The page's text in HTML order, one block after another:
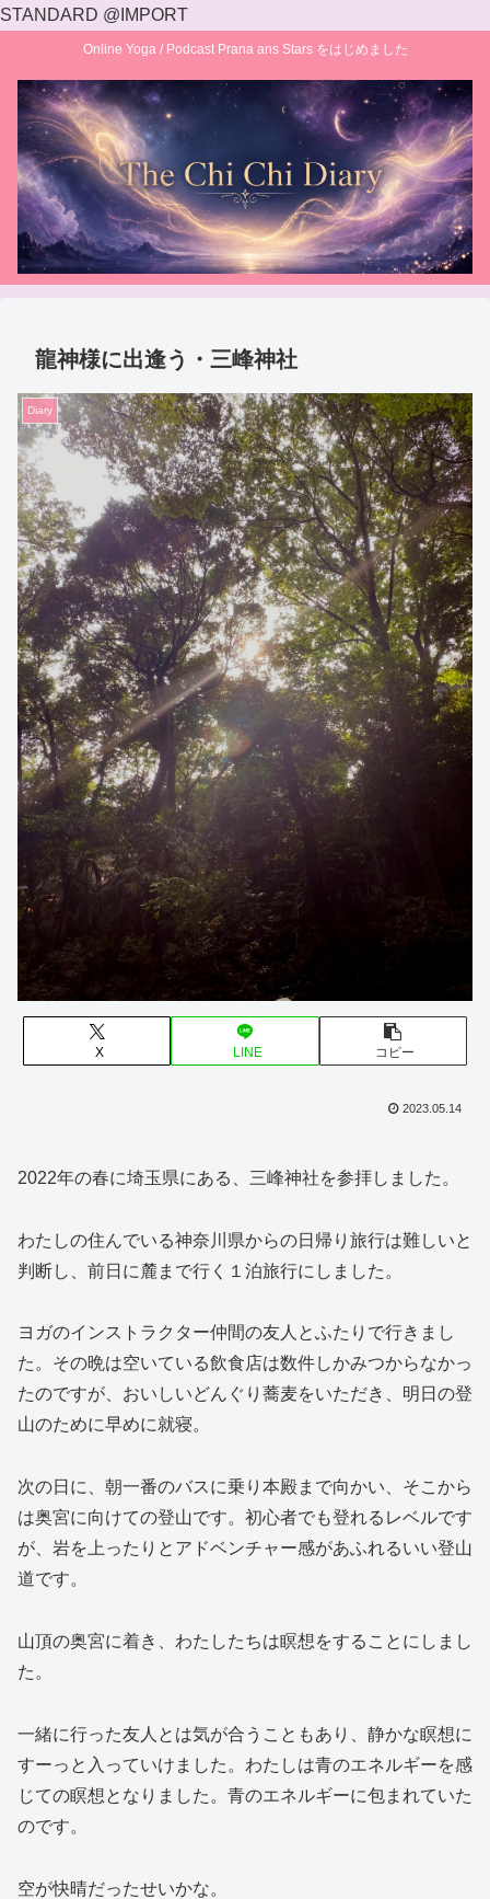
STANDARD @IMPORT
Online Yoga / Podcast Prana ans Stars をはじめました
龍神様に出逢う・三峰神社
Diary
X LINE コピー
2023.05.14
2022年の春に埼玉県にある、三峰神社を参拝しました。
わたしの住んでいる神奈川県からの日帰り旅行は難しいと
判断し、前日に麓まで行く１泊旅行にしました。
ヨガのインストラクター仲間の友人とふたりで行きまし
た。その晩は空いている飲食店は数件しかみつからなかっ
たのですが、おいしいどんぐり蕎麦をいただき、明日の登
山のために早めに就寝。
次の日に、朝一番のバスに乗り本殿まで向かい、そこから
は奥宮に向けての登山です。初心者でも登れるレベルです
が、岩を上ったりとアドベンチャー感があふれるいい登山
道です。
山頂の奥宮に着き、わたしたちは瞑想をすることにしまし
た。
一緒に行った友人とは気が合うこともあり、静かな瞑想に
すーっと入っていけました。わたしは青のエネルギーを感
じての瞑想となりました。青のエネルギーに包まれていた
のです。
空が快晴だったせいかな。